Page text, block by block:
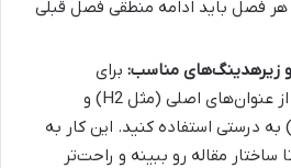
هر فصل باید ادامه منطقی فصل قبلی
زیرهدینگ‌های مناسب: برای
سازماندهی بهتر، باید از عنوان‌های اصلی (مثل H2) و
زیرعنوان‌ها (H3 و H4) به درستی استفاده کنید. این کار به
مقاله رو ببینه و راحت‌تر